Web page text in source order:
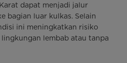
dapat menjadi jalur
bagian luar kulkas. Selain
ini meningkatkan risiko
lembab atau tanpa